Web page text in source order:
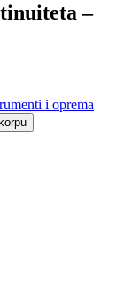
–
i oprema